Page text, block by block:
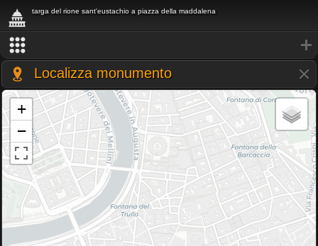
targa del rione sant'eustachio a piazza della maddalena
Localizza monumento
+
−